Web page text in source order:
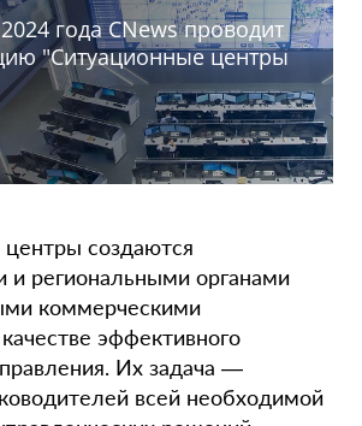
года CNews проводит
"Ситуационные центры
создаются
региональными органами
коммерческими
эффективного
Их задача —
всей необходимой